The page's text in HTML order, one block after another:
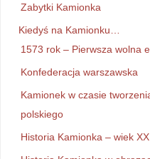
Zabytki Kamionka
Kiedyś na Kamionku…
1573 rok – Pierwsza wolna
Konfederacja warszawska
Kamionek w czasie
polskiego
Historia Kamionka – wiek